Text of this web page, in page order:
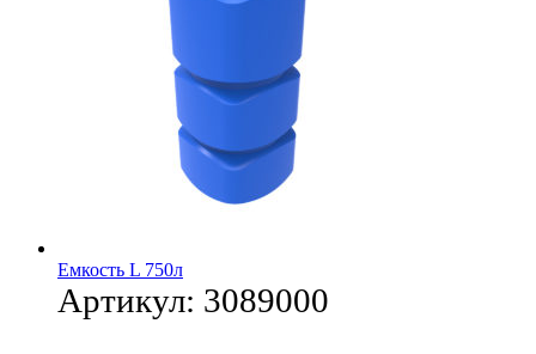
Емкость L 750л
Артикул: 3089000